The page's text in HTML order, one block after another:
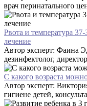
врач перинатального
Рвота и температура
лечение
Автор эксперт: Фаина
дезинфектолог,
С какого возраста
Автор эксперт:
гигиене детей,